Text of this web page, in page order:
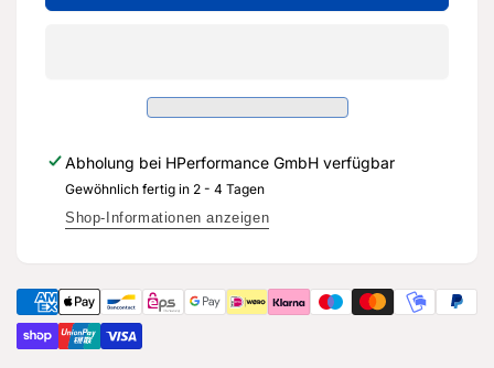
Deckblech
8V0
615
B
-
Original
RS3
Sportback
für
8V0
312
B
-
für
Audi
RS3
Sportback
Abholung bei HPerformance GmbH verfügbar
Gewöhnlich fertig in 2 - 4 Tagen
Shop-Informationen anzeigen